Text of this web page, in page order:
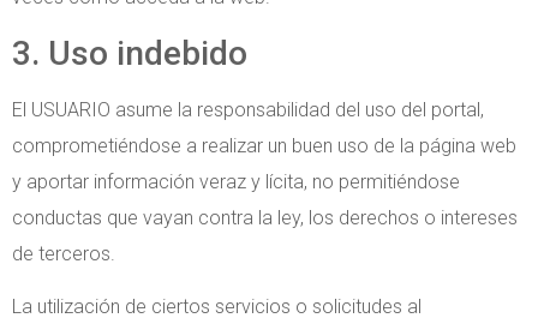
3. Uso indebido
El USUARIO asume la responsabilidad del uso del portal,
comprometiéndose a realizar un buen uso de la página web
y aportar información veraz y lícita, no permitiéndose
conductas que vayan contra la ley, los derechos o intereses
de terceros.
La utilización de ciertos servicios o solicitudes al